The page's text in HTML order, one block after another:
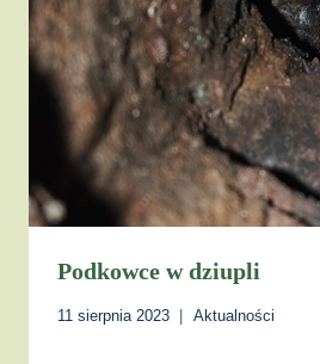
Podkowce w dziupli
11 sierpnia 2023 Aktualności